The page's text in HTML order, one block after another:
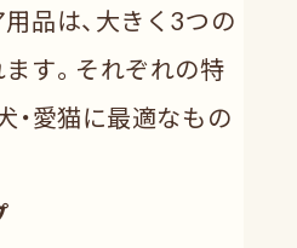
品は、大きく3つの
す。それぞれの特
・愛猫に最適なもの